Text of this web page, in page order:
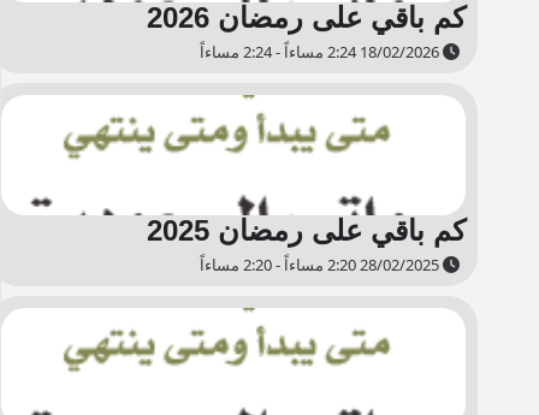
كم باقي على رمضان 2026
كم باقي على رمضان 2025